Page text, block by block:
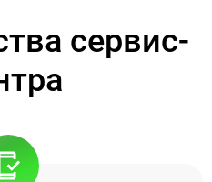
сервис-